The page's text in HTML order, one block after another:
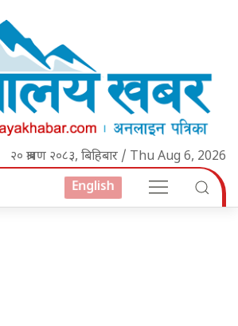
२० श्रावण २०८३, बिहिबार / Thu Aug 6, 2026
English